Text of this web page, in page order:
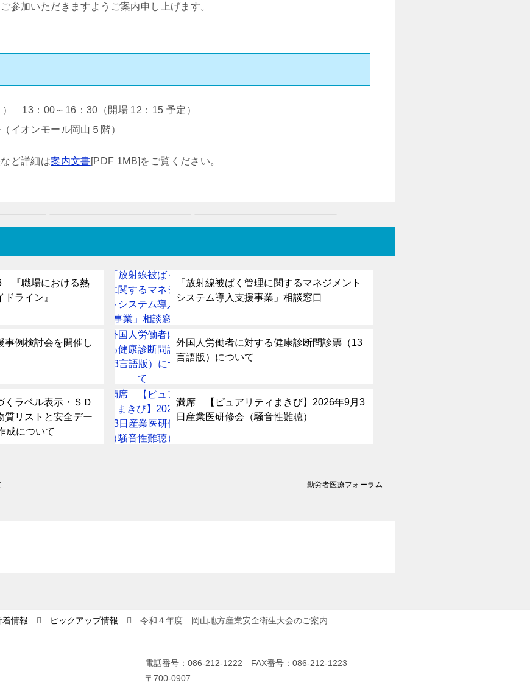
参加いただきますようご案内申し上げます。
13：00～16：30（開場 12：15 予定）
イオンモール岡山５階）
ど詳細は案内文書[PDF 1MB]をご覧ください。
『職場における熱
ライン』
「放射線被ばく管理に関するマネジメント
システム導入支援事業」相談窓口
事例検討会を開催し
外国人労働者に対する健康診断問診票（13
言語版）について
くラベル表示・ＳＤ
質リストと安全デー
成について
満席 【ピュアリティまきび】2026年9月3
日産業医研修会（騒音性難聴）
勤労者医療フォーラム
着情報 ピックアップ情報 令和４年度 岡山地方産業安全衛生大会のご案内
電話番号：086-212-1222 FAX番号：086-212-1223
〒700-0907